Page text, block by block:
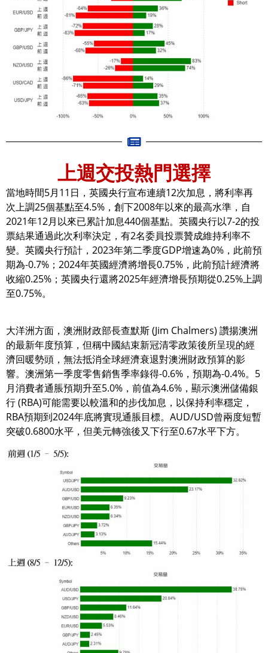
上週交投熱門選擇
當地時間5月11日，英國央行宣布連續12次加息，將利率再
次上調25個基點至4.5%，創下2008年以來的最高水準，自
2021年12月以來已累計加息440個基點。英國央行以7-2的投
票結果通過此次利率決定，有2名委員投票贊成維持利率不
變。英國央行預計，2023年第二季度GDP增速為0%，此前預
期為-0.7%；2024年英國經濟將增長0.75%，此前預計經濟將
收縮0.25%；英國央行還將2025年經濟增長預期從0.25%上調
至0.75%。
大洋洲方面，澳洲財政部長查默斯 (Jim Chalmers) 讚揚澳洲
的最新年度預算，但稱中國結束新冠清零政策後所呈現的經
濟回暖勢頭，無法抵消全球經濟衰退對澳洲財政預算的影
響。澳洲第一季度零售銷售季率錄得-0.6%，預期為-0.4%。5
月消費者通脹預期升至5.0%，前值為4.6%，顯示澳洲儲備銀
行 (RBA)可能需要以較溫和的步伐加息，以保持利率穩定，
RBA預期到2024年底將實現通脹目標。AUD/USD曾兩度短暫
突破0.6800水平，但美元轉強後又下行至0.67水平下方。